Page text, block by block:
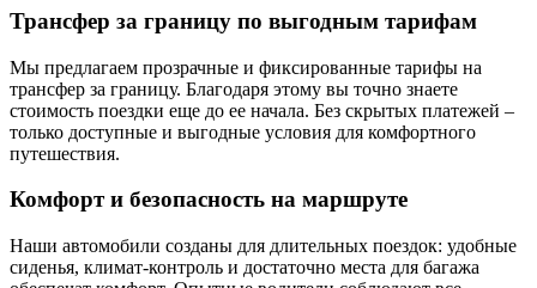
Трансфер за границу по выгодным тарифам
Мы предлагаем прозрачные и фиксированные тарифы на
трансфер за границу. Благодаря этому вы точно знаете
стоимость поездки еще до ее начала. Без скрытых платежей –
только доступные и выгодные условия для комфортного
путешествия.
Комфорт и безопасность на маршруте
Наши автомобили созданы для длительных поездок: удобные
сиденья, климат-контроль и достаточно места для багажа